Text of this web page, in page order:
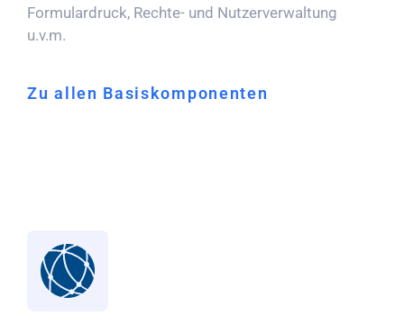
Formulardruck, Rechte- und Nutzerverwaltung
u.v.m.
Zu allen Basiskomponenten